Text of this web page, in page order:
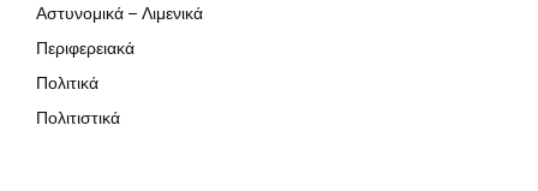
Αστυνομικά – Λιμενικά
Περιφερειακά
Πολιτικά
Πολιτιστικά